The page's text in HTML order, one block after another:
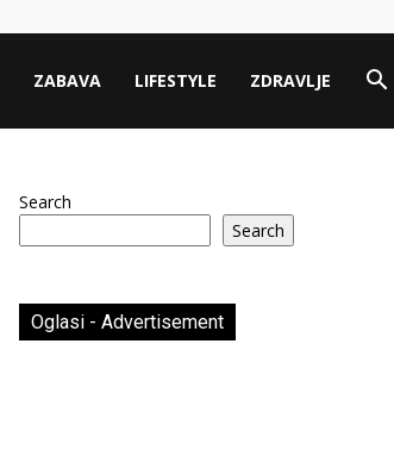
ZABAVA LIFESTYLE ZDRAVLJE
Search
Search
Oglasi - Advertisement